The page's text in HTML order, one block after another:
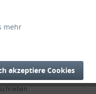
und
mehr
akzeptiere Cookies